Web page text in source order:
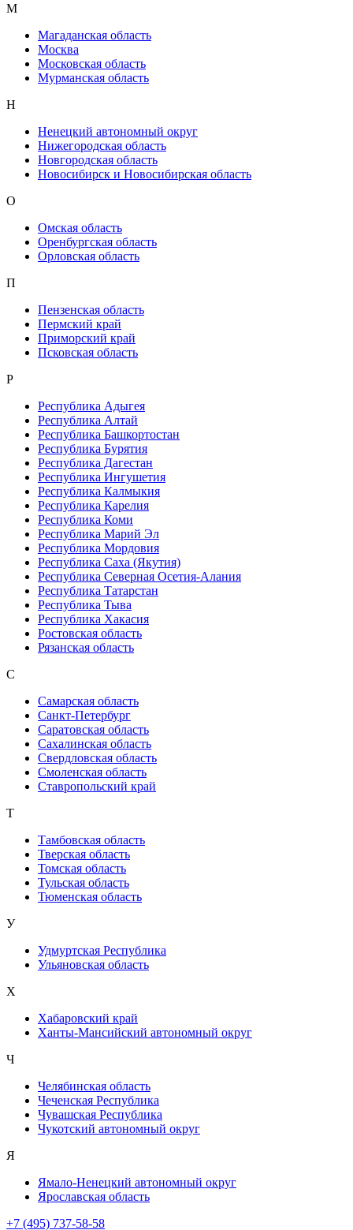
М
Магаданская область
Москва
Московская область
Мурманская область
Н
Ненецкий автономный округ
Нижегородская область
Новгородская область
Новосибирск и Новосибирская область
О
Омская область
Оренбургская область
Орловская область
П
Пензенская область
Пермский край
Приморский край
Псковская область
Р
Республика Адыгея
Республика Алтай
Республика Башкортостан
Республика Бурятия
Республика Дагестан
Республика Ингушетия
Республика Калмыкия
Республика Карелия
Республика Коми
Республика Марий Эл
Республика Мордовия
Республика Саха (Якутия)
Республика Северная Осетия-Алания
Республика Татарстан
Республика Тыва
Республика Хакасия
Ростовская область
Рязанская область
С
Самарская область
Санкт-Петербург
Саратовская область
Сахалинская область
Свердловская область
Смоленская область
Ставропольский край
Т
Тамбовская область
Тверская область
Томская область
Тульская область
Тюменская область
У
Удмуртская Республика
Ульяновская область
Х
Хабаровский край
Ханты-Мансийский автономный округ
Ч
Челябинская область
Чеченская Республика
Чувашская Республика
Чукотский автономный округ
Я
Ямало-Ненецкий автономный округ
Ярославская область
+7 (495) 737-58-58